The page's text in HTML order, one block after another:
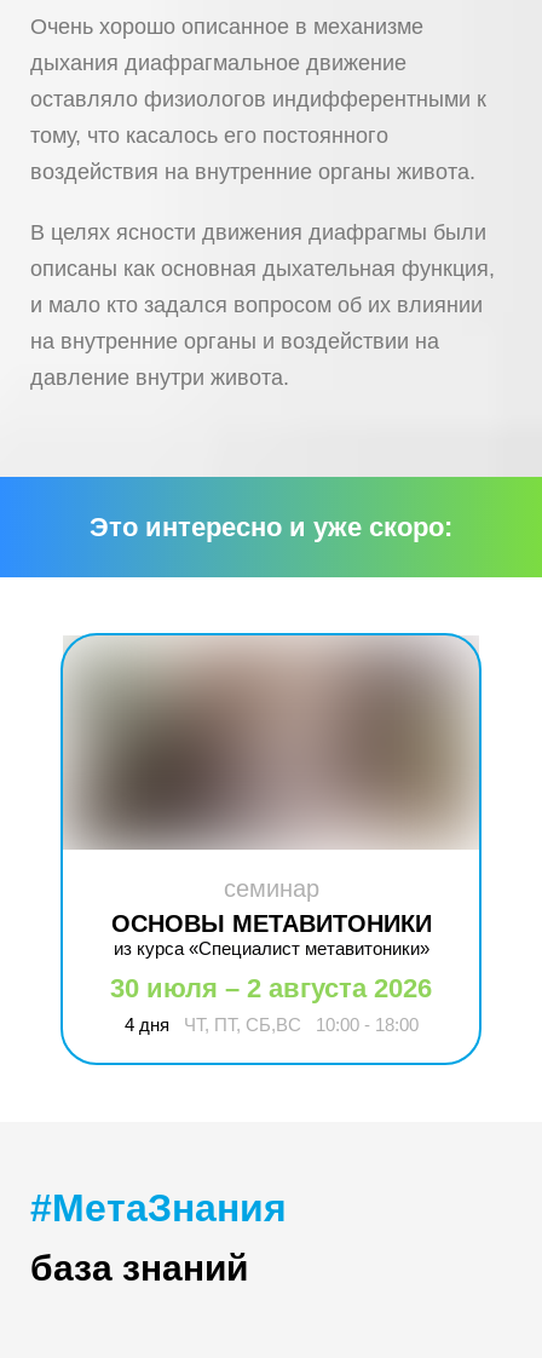
Очень хорошо описанное в механизме
дыхания диафрагмальное движение
оставляло физиологов индифферентными к
тому, что касалось его постоянного
воздействия на внутренние органы живота.
В целях ясности движения диафрагмы были
описаны как основная дыхательная функция,
и мало кто задался вопросом об их влиянии
на внутренние органы и воздействии на
давление внутри живота.
Это интересно и уже скоро:
семинар
ОСНОВЫ МЕТАВИТОНИКИ
из курса «Специалист метавитоники»
30 июля – 2 августа 2026
4 дня ЧТ, ПТ, СБ,ВС 10:00 - 18:00
#МетаЗнания
база знаний